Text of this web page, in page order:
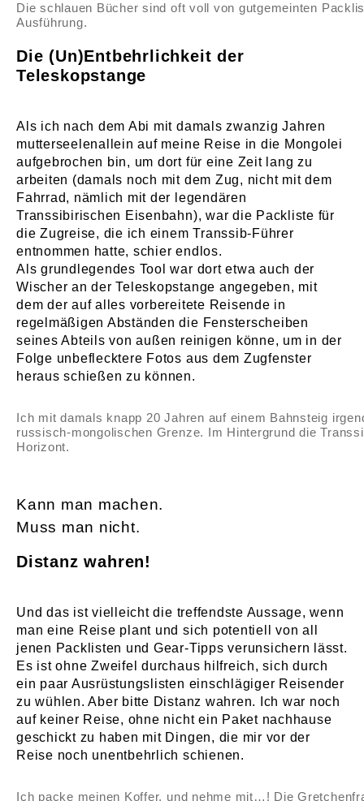
Die schlauen Bücher sind oft voll von gutgemeinten
Ausführung.
Die (Un)Entbehrlichkeit der
Teleskopstange
Als ich nach dem Abi mit damals zwanzig Jahren
mutterseelenallein auf meine Reise in die Mongolei
aufgebrochen bin, um dort für eine Zeit lang zu
arbeiten (damals noch mit dem Zug, nicht mit dem
Fahrrad, nämlich mit der legendären
Transsibirischen Eisenbahn), war die Packliste für
die Zugreise, die ich einem Transsib-Führer
entnommen hatte, schier endlos.
Als grundlegendes Tool war dort etwa auch der
Wischer an der Teleskopstange angegeben, mit
dem der auf alles vorbereitete Reisende in
regelmäßigen Abständen die Fensterscheiben
seines Abteils von außen reinigen könne, um in der
Folge unbeflecktere Fotos aus dem Zugfenster
heraus schießen zu können.
Ich mit damals knapp 20 Jahren auf einem Bahnsteig
russisch-mongolischen Grenze. Im Hintergrund die
Horizont.
Kann man machen.
Muss man nicht.
Distanz wahren!
Und das ist vielleicht die treffendste Aussage, wenn
man eine Reise plant und sich potentiell von all
jenen Packlisten und Gear-Tipps verunsichern lässt.
Es ist ohne Zweifel durchaus hilfreich, sich durch
ein paar Ausrüstungslisten einschlägiger Reisender
zu wühlen. Aber bitte Distanz wahren. Ich war noch
auf keiner Reise, ohne nicht ein Paket nachhause
geschickt zu haben mit Dingen, die mir vor der
Reise noch unentbehrlich schienen.
Ich packe meinen Koffer, und nehme mit…! Die